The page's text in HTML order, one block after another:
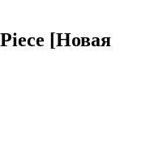
[Новая